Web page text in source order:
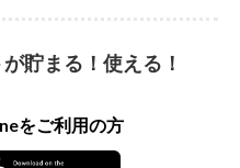
貯まる！使える！
をご利用の方